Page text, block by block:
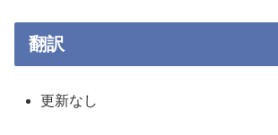
翻訳
更新なし